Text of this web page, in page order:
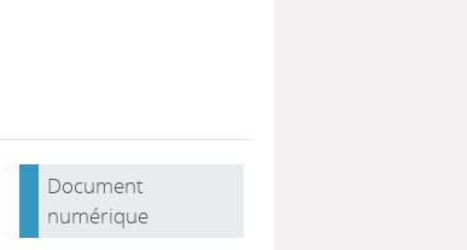
Document
numérique